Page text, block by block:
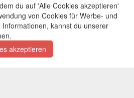
du auf 'Alle Cookies akzeptieren'
von Cookies für Werbe- und
kannst du unserer
akzeptieren